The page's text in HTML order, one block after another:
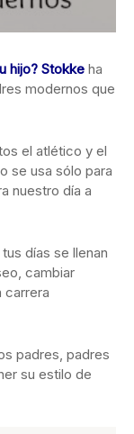
hijo? Stokke ha
modernos que
el atlético y el
se usa sólo para
nuestro día a
días se llenan
cambiar
carrera
padres, padres
su estilo de